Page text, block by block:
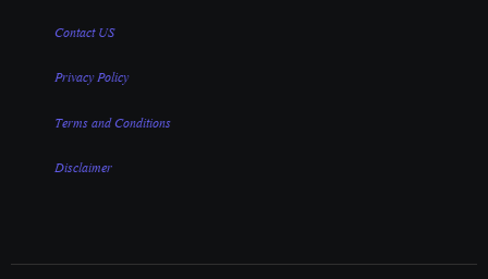
Contact US
Privacy Policy
Terms and Conditions
Disclaimer